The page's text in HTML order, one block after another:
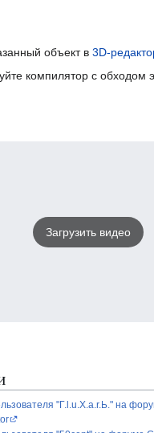
объект в 3D-
компилятор с обходом
Загрузить видео
"Г.l.u.Х.a.r.Ь." на